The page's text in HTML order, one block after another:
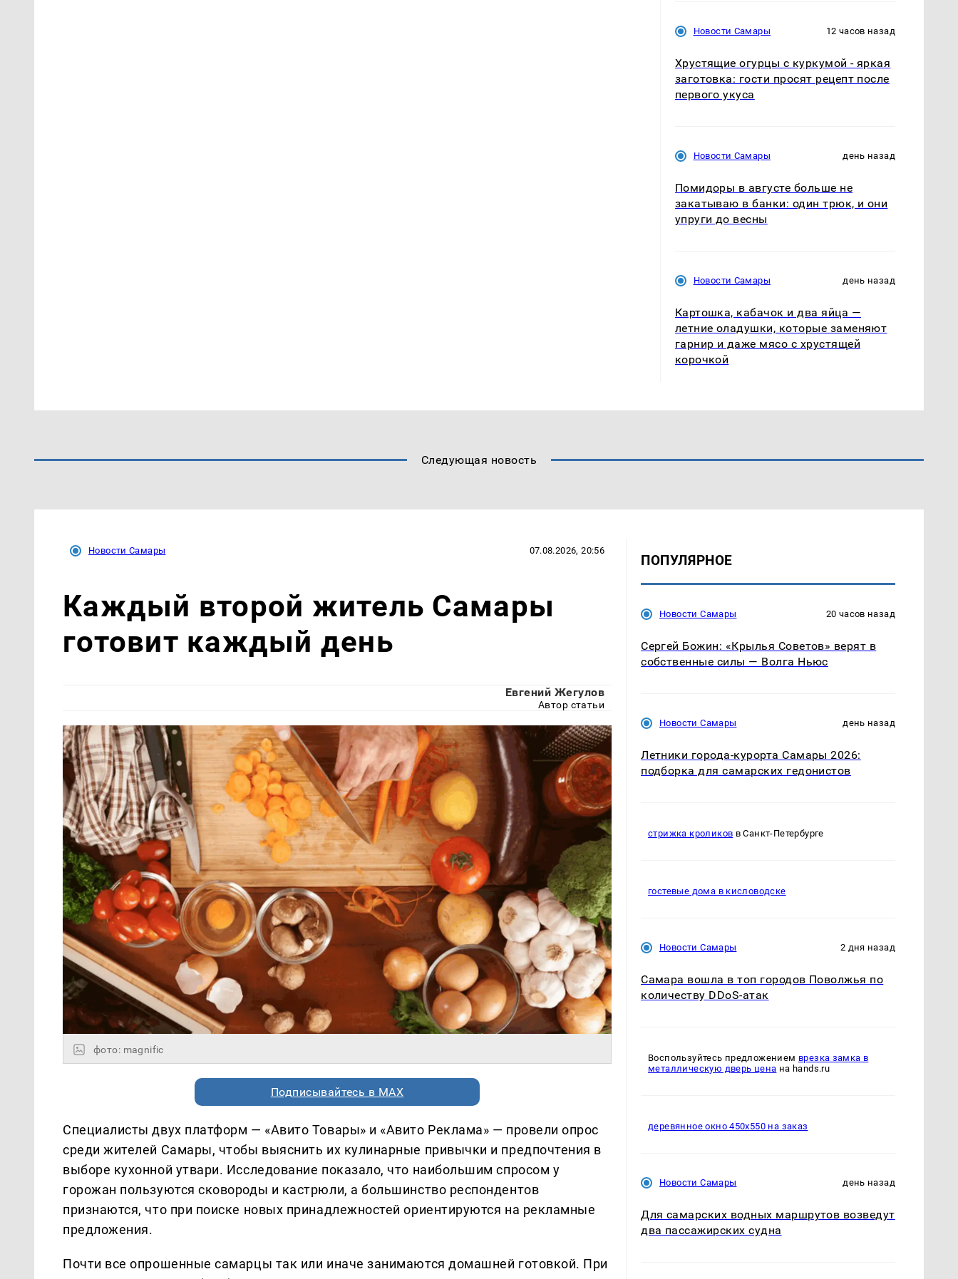
Новости Самары 12 часов назад
Хрустящие огурцы с куркумой - яркая
заготовка: гости просят рецепт после
первого укуса
Новости Самары день назад
Помидоры в августе больше не
закатываю в банки: один трюк, и они
упруги до весны
Новости Самары день назад
Картошка, кабачок и два яйца —
летние оладушки, которые заменяют
гарнир и даже мясо с хрустящей
корочкой
Следующая новость
Новости Самары 07.08.2026, 20:56
Каждый второй житель Самары
готовит каждый день
Евгений Жегулов
Автор статьи
фото: magnific
Подписывайтесь в MAX
Специалисты двух платформ — «Авито Товары» и «Авито Реклама» — провели опрос
среди жителей Самары, чтобы выяснить их кулинарные привычки и предпочтения в
выборе кухонной утвари. Исследование показало, что наибольшим спросом у
горожан пользуются сковороды и кастрюли, а большинство респондентов
признаются, что при поиске новых принадлежностей ориентируются на рекламные
предложения.
Почти все опрошенные самарцы так или иначе занимаются домашней готовкой. При
ПОПУЛЯРНОЕ
Новости Самары 20 часов назад
Сергей Божин: «Крылья Советов» верят в
собственные силы — Волга Ньюс
Новости Самары день назад
Летники города-курорта Самары 2026:
подборка для самарских гедонистов
стрижка кроликов в Санкт-Петербурге
гостевые дома в кисловодске
Новости Самары 2 дня назад
Самара вошла в топ городов Поволжья по
количеству DDoS-атак
Воспользуйтесь предложением врезка замка в
металлическую дверь цена на hands.ru
деревянное окно 450х550 на заказ
Новости Самары день назад
Для самарских водных маршрутов возведут
два пассажирских судна